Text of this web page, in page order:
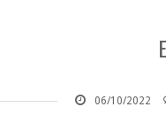
06/10/2022